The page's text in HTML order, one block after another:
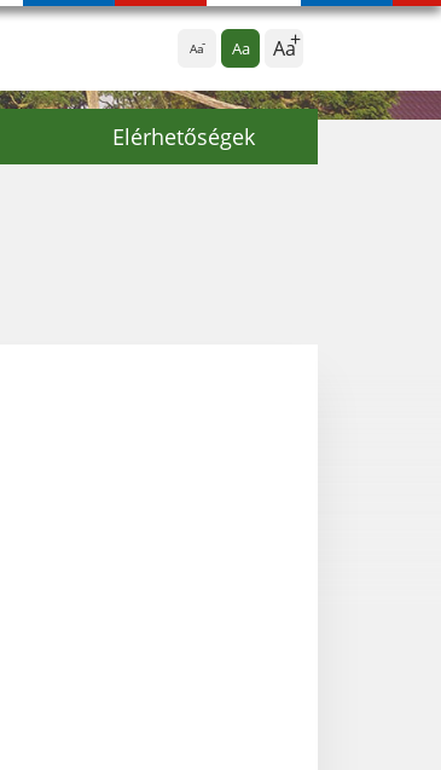
Aa Aa Aa
Elérhetőségek